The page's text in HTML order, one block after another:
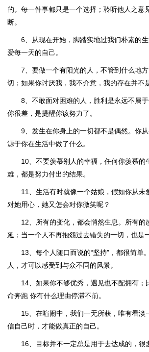
的。每一件事都只是一个选择；聆听他人之意
断。
6、从现在开始，脚踏实地过我们朴素的
爱每一天的自己。
7、要做一个有阳光的人，不管到什么地
切；如果你讨厌我，我不介意，我的存在并不
8、不敢面对困难的人，胜利是永远不属
你很差，是提醒你该努力了。
9、发生在你身上的一切都不是偶然。你
源于你在生活中做了什么。
10、不要羡慕别人的幸福，任何你羡慕的
难，都是努力付出的结果。
11、生活有时就像一个姑娘，假如你从未
对她用心，她又怎会对你微笑呢？
12、所有的变化，都会悄然生息。所有的
延；当一个人不再抱怨过去错失的一切，也是
13、每个人随口而说的“坚持”，都很简单
人，才可以感受到与众不同的风景。
14、如果你不够优秀，遇见也不配拥有；
命奔跑 你有什么理由停滞不前。
15、在喧闹中，我们一无所获，唯有看淡
信自己时，才能做真正的自己。
16、目标并不一定总是用于去达成的，很